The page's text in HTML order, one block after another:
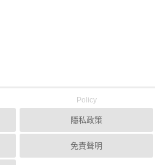
Policy
隱私政策
免責聲明